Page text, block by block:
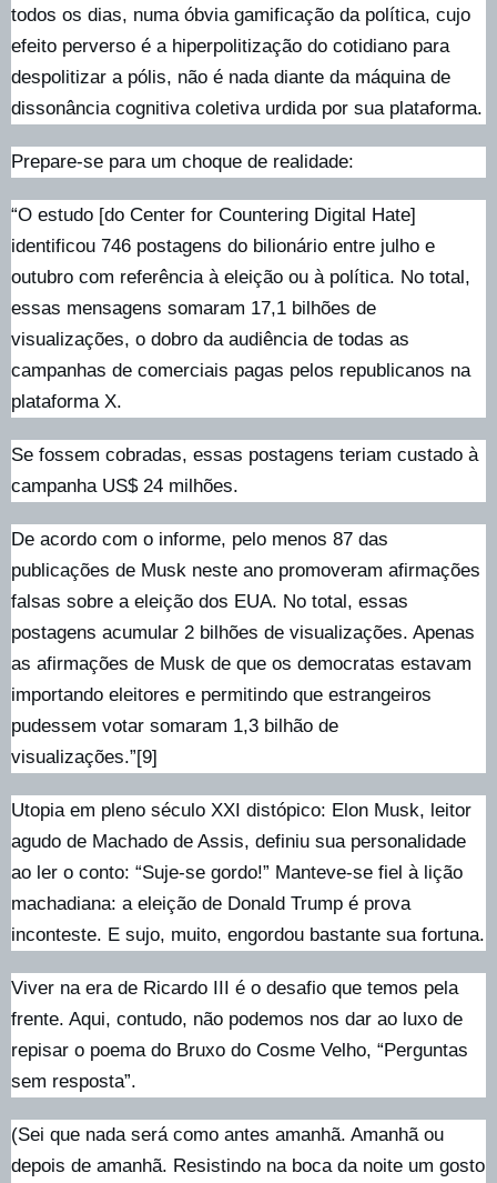
todos os dias, numa óbvia gamificação da política, cujo
efeito perverso é a hiperpolitização do cotidiano para
despolitizar a pólis, não é nada diante da máquina de
dissonância cognitiva coletiva urdida por sua plataforma.
Prepare-se para um choque de realidade:
“O estudo [do Center for Countering Digital Hate]
identificou 746 postagens do bilionário entre julho e
outubro com referência à eleição ou à política. No total,
essas mensagens somaram 17,1 bilhões de
visualizações, o dobro da audiência de todas as
campanhas de comerciais pagas pelos republicanos na
plataforma X.
Se fossem cobradas, essas postagens teriam custado à
campanha US$ 24 milhões.
De acordo com o informe, pelo menos 87 das
publicações de Musk neste ano promoveram afirmações
falsas sobre a eleição dos EUA. No total, essas
postagens acumular 2 bilhões de visualizações. Apenas
as afirmações de Musk de que os democratas estavam
importando eleitores e permitindo que estrangeiros
pudessem votar somaram 1,3 bilhão de
visualizações.”[9]
Utopia em pleno século XXI distópico: Elon Musk, leitor
agudo de Machado de Assis, definiu sua personalidade
ao ler o conto: “Suje-se gordo!” Manteve-se fiel à lição
machadiana: a eleição de Donald Trump é prova
inconteste. E sujo, muito, engordou bastante sua fortuna.
Viver na era de Ricardo III é o desafio que temos pela
frente. Aqui, contudo, não podemos nos dar ao luxo de
repisar o poema do Bruxo do Cosme Velho, “Perguntas
sem resposta”.
(Sei que nada será como antes amanhã. Amanhã ou
depois de amanhã. Resistindo na boca da noite um gosto